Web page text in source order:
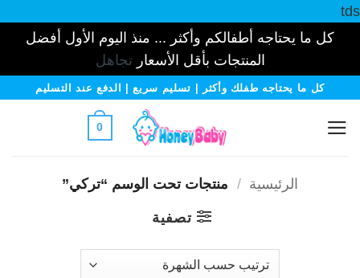
tds
كل ما يحتاجه أطفالكم وأكثر ... منذ اليوم الأول أفضل
المنتجات بأقل الأسعارتجاهل
تخطيكل ما يحتاجه طفلك وأكثر | تسليم سريع | الدفع عند التسليم
0
الرئيسية / منتجات تحت الوسم “تركي”
تصفية